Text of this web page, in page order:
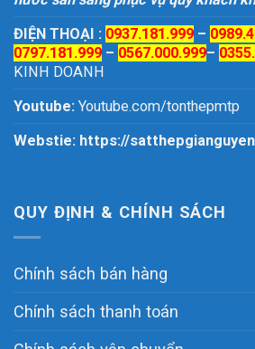
ĐIỆN THOẠI : 0937.181.999 –
0797.181.999 – 0567.000.999–
KINH DOANH
Youtube: Youtube.com/tonthepmtp
Webstie: https://
QUY ĐỊNH & CHÍNH SÁCH
Chính sách bán hàng
Chính sách thanh toán